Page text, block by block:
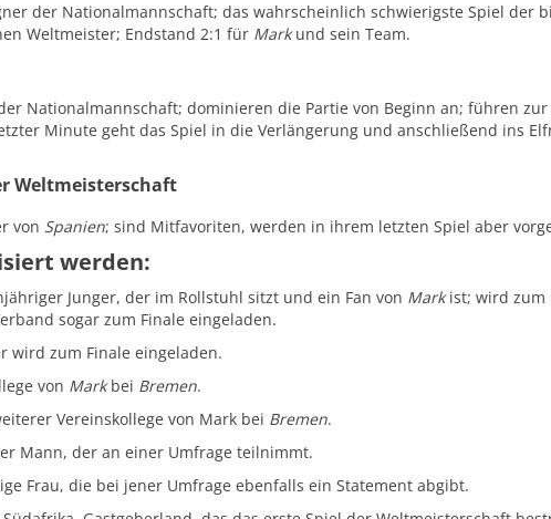
der Nationalmannschaft; das wahrscheinlich schwierigste Spiel der
Weltmeister; Endstand 2:1 für Markund sein Team.
Nationalmannschaft; dominieren die Partie von Beginn an; führen
Minute geht das Spiel in die Verlängerung und anschließend ins
Weltmeisterschaft
von Spanien; sind Mitfavoriten, werden in ihrem letzten Spiel aber
werden:
Junger, der im Rollstuhl sitzt und ein Fan von Markist; wird zum
sogar zum Finale eingeladen.
wird zum Finale eingeladen.
von Markbei Bremen.
Vereinskollege von Mark bei Bremen.
Mann, der an einer Umfrage teilnimmt.
Frau, die bei jener Umfrage ebenfalls ein Statement abgibt.